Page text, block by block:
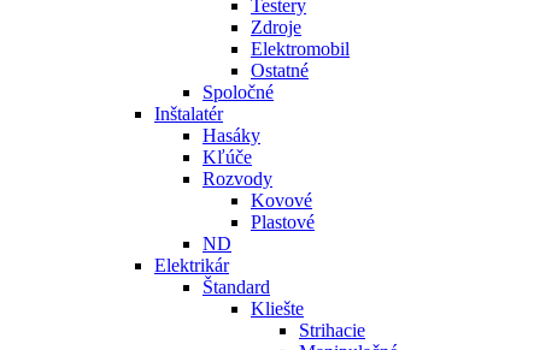
Testery
Zdroje
Elektromobil
Ostatné
Spoločné
Inštalatér
Hasáky
Kľúče
Rozvody
Kovové
Plastové
ND
Elektrikár
Štandard
Kliešte
Strihacie